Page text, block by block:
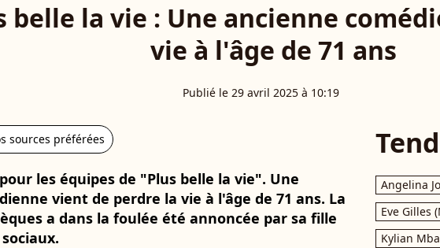
belle la vie : Une ancienne
vie à l'âge de 71 ans
Publié le 29 avril 2025 à 10:19
sources préférées
les équipes de "Plus belle la vie". Une
vient de perdre la vie à l'âge de 71 ans. La
a dans la foulée été annoncée par sa fille
Angelina
Eve Gilles
Kylian